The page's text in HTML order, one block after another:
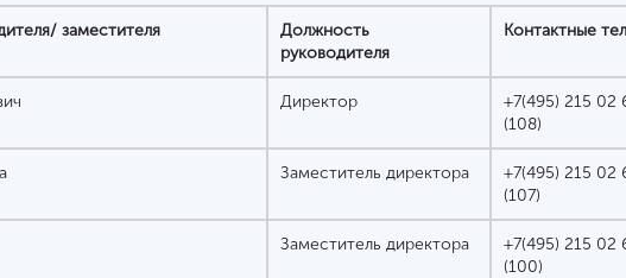
заместителя
Должность
руководителя
Контактные
Директор
+7(495) 215 02
(108)
Заместитель директора
+7(495) 215 02
(107)
Заместитель директора
+7(495) 215 02
(100)